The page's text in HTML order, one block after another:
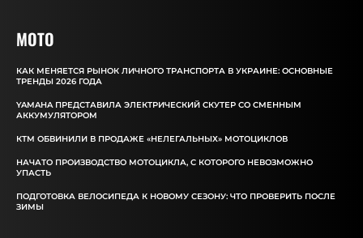
MOTO
КАК МЕНЯЕТСЯ РЫНОК ЛИЧНОГО ТРАНСПОРТА В УКРАИНЕ: ОСНОВНЫЕ
ТРЕНДЫ 2026 ГОДА
YAMAHA ПРЕДСТАВИЛА ЭЛЕКТРИЧЕСКИЙ СКУТЕР СО СМЕННЫМ
АККУМУЛЯТОРОМ
КТМ ОБВИНИЛИ В ПРОДАЖЕ «НЕЛЕГАЛЬНЫХ» МОТОЦИКЛОВ
НАЧАТО ПРОИЗВОДСТВО МОТОЦИКЛА, С КОТОРОГО НЕВОЗМОЖНО
УПАСТЬ
ПОДГОТОВКА ВЕЛОСИПЕДА К НОВОМУ СЕЗОНУ: ЧТО ПРОВЕРИТЬ ПОСЛЕ
ЗИМЫ